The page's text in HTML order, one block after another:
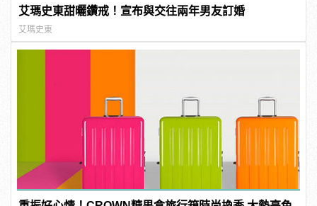
艾瑪史東甜曬鑽戒！宣布與交往兩年男友訂婚
艾瑪史東